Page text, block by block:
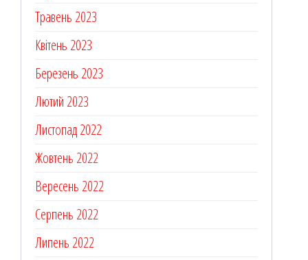
Травень 2023
Квітень 2023
Березень 2023
Лютий 2023
Листопад 2022
Жовтень 2022
Вересень 2022
Серпень 2022
Липень 2022